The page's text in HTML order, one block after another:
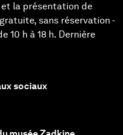
la présentation de
sans réservation -
10 h à 18 h. Dernière
sociaux
fenêtre
Nouvelle fenêtre
- Nouvelle fenêtre
- Nouvelle fenêtre